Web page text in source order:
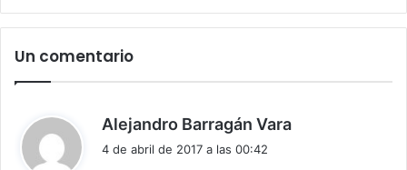
Un comentario
Alejandro Barragán Vara
4 de abril de 2017 a las 00:42